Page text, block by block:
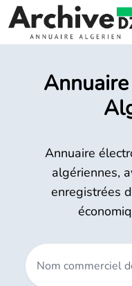
Annuaire
algériennes,
enregistrées